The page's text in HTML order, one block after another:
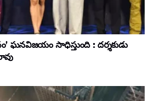
ఘనవిజయం సాధిస్తుంది : దర్శకుడు